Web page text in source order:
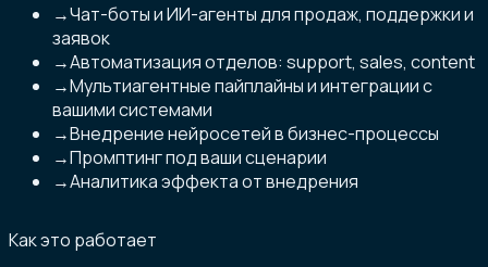
→Чат-боты и ИИ-агенты для продаж, поддержки и
заявок
→Автоматизация отделов: support, sales, content
→Мультиагентные пайплайны и интеграции с
вашими системами
→Внедрение нейросетей в бизнес-процессы
→Промптинг под ваши сценарии
→Аналитика эффекта от внедрения
Как это работает